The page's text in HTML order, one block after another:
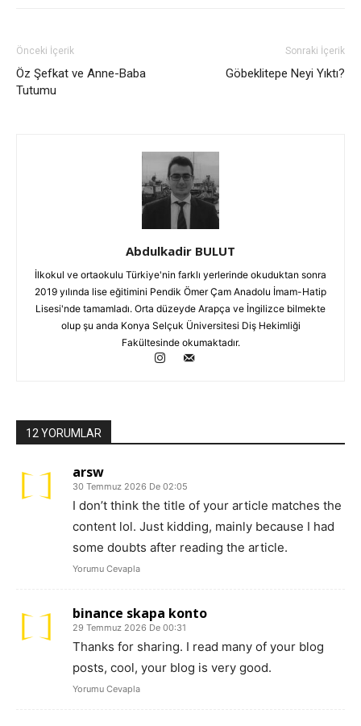
Önceki İçerik
Öz Şefkat ve Anne-Baba
Tutumu
Sonraki İçerik
Göbeklitepe Neyi Yıktı?
Abdulkadir BULUT
İlkokul ve ortaokulu Türkiye'nin farklı yerlerinde okuduktan sonra
2019 yılında lise eğitimini Pendik Ömer Çam Anadolu İmam-Hatip
Lisesi'nde tamamladı. Orta düzeyde Arapça ve İngilizce bilmekte
olup şu anda Konya Selçuk Üniversitesi Diş Hekimliği
Fakültesinde okumaktadır.
12 YORUMLAR
arsw
30 Temmuz 2026 De 02:05
I don’t think the title of your article matches the
content lol. Just kidding, mainly because I had
some doubts after reading the article.
Yorumu Cevapla
binance skapa konto
29 Temmuz 2026 De 00:31
Thanks for sharing. I read many of your blog
posts, cool, your blog is very good.
Yorumu Cevapla